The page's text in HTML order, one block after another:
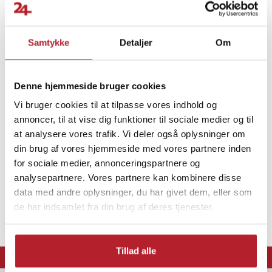
Samtykke Detaljer Om
Denne hjemmeside bruger cookies
Vi bruger cookies til at tilpasse vores indhold og
annoncer, til at vise dig funktioner til sociale medier og til
at analysere vores trafik. Vi deler også oplysninger om
din brug af vores hjemmeside med vores partnere inden
for sociale medier, annonceringspartnere og
analysepartnere. Vores partnere kan kombinere disse
data med andre oplysninger, du har givet dem, eller som
de har indsamlet fra din brug af deres tjenester.
Tillad alle
- Producentens artikelnummer: 689631
- Kompatibel næseomkreds: 19-26 cm
- Anbefales til: Schæferhund, dobermann, dalmatiner, labrador
- Farve: Khaki
Article number:113843
Hjem & Have Dyrtilbehør
⭐ Levering 1-2 dage
⭐ 365 dages fortrydelsesret